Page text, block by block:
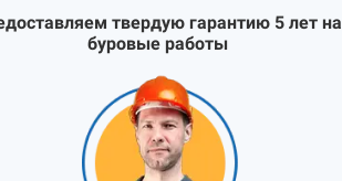
твердую гарантию 5 лет на
буровые работы